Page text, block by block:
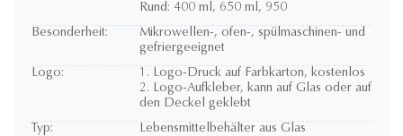
Rund: 400 ml, 650 ml, 950
Besonderheit:
Mikrowellen-, ofen-, spülmaschinen- und
gefriergeeignet
Logo:
1. Logo-Druck auf Farbkarton, kostenlos
2. Logo-Aufkleber, kann auf Glas oder auf
den Deckel geklebt
Typ:
Lebensmittelbehälter aus Glas